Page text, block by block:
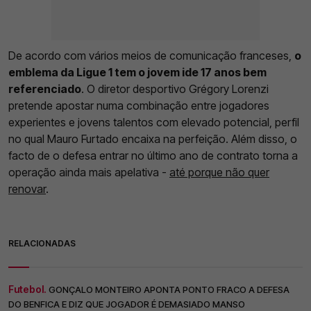
De acordo com vários meios de comunicação franceses, o
emblema da Ligue 1 tem o jovem ide 17 anos bem
referenciado. O diretor desportivo Grégory Lorenzi
pretende apostar numa combinação entre jogadores
experientes e jovens talentos com elevado potencial, perfil
no qual Mauro Furtado encaixa na perfeição. Além disso, o
facto de o defesa entrar no último ano de contrato torna a
operação ainda mais apelativa - até porque não quer
renovar.
RELACIONADAS
Futebol. GONÇALO MONTEIRO APONTA PONTO FRACO A DEFESA
DO BENFICA E DIZ QUE JOGADOR É DEMASIADO MANSO